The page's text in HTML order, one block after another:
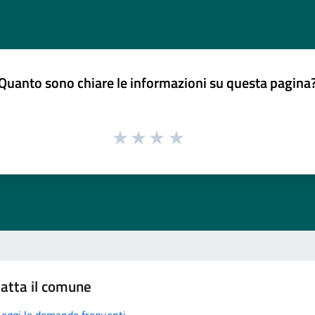
sono chiare le informazioni su questa
il comune